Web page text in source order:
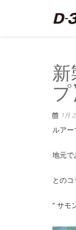
新
プ
1月
ルアー
地元で
との
“ サモ